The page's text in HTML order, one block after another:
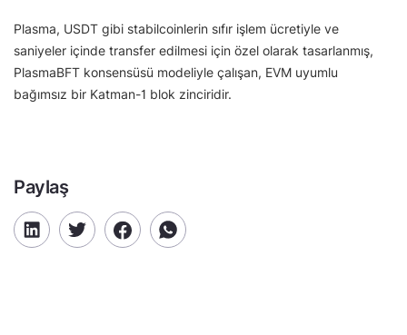
Plasma, USDT gibi stabilcoinlerin sıfır işlem ücretiyle ve
saniyeler içinde transfer edilmesi için özel olarak tasarlanmış,
PlasmaBFT konsensüsü modeliyle çalışan, EVM uyumlu
bağımsız bir Katman-1 blok zinciridir.
Paylaş